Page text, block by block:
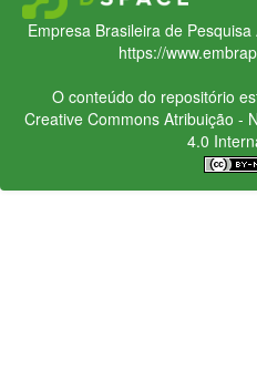
Empresa Brasileira de
https://
O conteúdo do repositório
Creative CommonsAtribuição -
4.0